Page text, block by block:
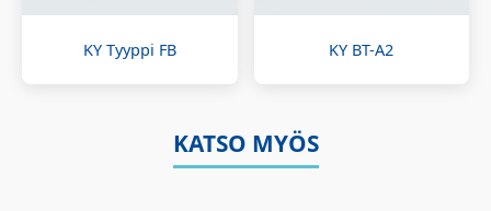
KY Tyyppi FB KY BT-A2
KATSO MYÖS